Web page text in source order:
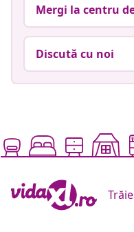
Mergi la centru
Discută cu noi